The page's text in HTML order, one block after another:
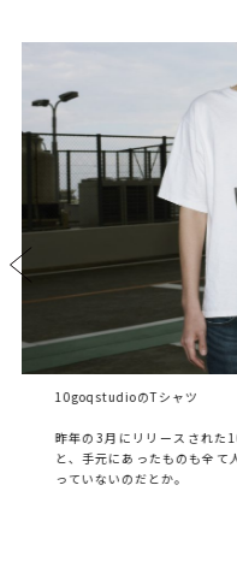
10goqstudioのTシャツ
昨年の3月にリリースされ
と、手元にあったものも全て
っていないのだとか。